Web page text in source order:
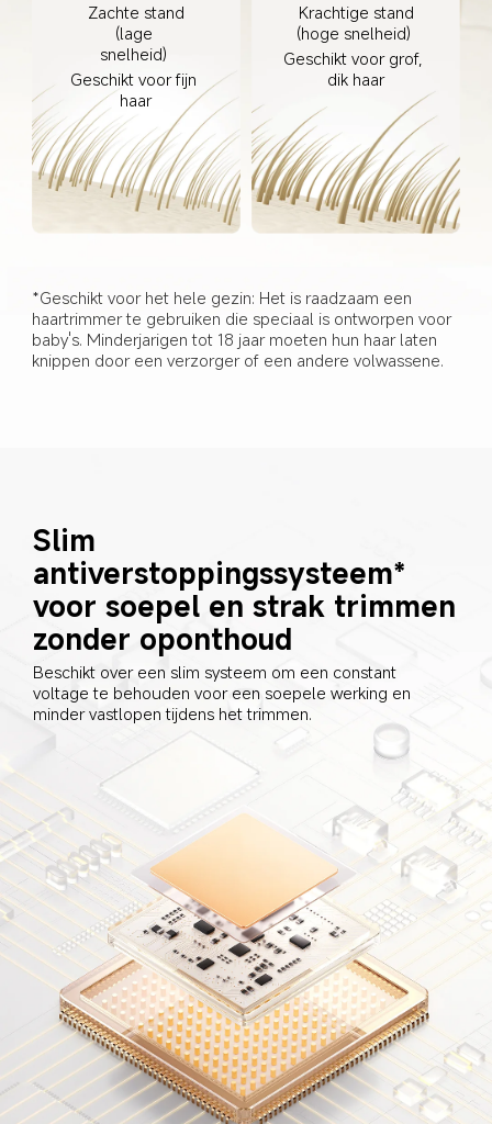
Zachte stand
(lage
snelheid)
Geschikt voor fijn
haar
Krachtige stand
(hoge snelheid)
Geschikt voor grof,
dik haar
*Geschikt voor het hele gezin: Het is raadzaam een
haartrimmer te gebruiken die speciaal is ontworpen voor
baby's. Minderjarigen tot 18 jaar moeten hun haar laten
knippen door een verzorger of een andere volwassene.
Slim
antiverstoppingssysteem*
voor soepel en strak trimmen
zonder oponthoud
Beschikt over een slim systeem om een constant
voltage te behouden voor een soepele werking en
minder vastlopen tijdens het trimmen.